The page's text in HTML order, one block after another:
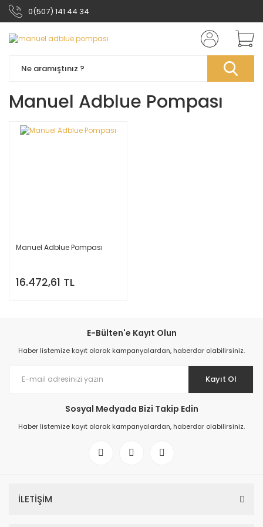
0(507) 141 44 34
Manuel Adblue Pompası
Manuel Adblue Pompası
16.472,61 TL
E-Bülten'e Kayıt Olun
Haber listemize kayıt olarak kampanyalardan, haberdar olabilirsiniz.
Kayıt Ol
Sosyal Medyada Bizi Takip Edin
Haber listemize kayıt olarak kampanyalardan, haberdar olabilirsiniz.
İLETİŞİM